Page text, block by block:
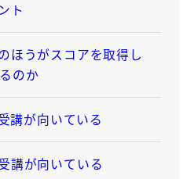
ト
ほうがスコアを取得し
のか
講が向いている
講が向いている